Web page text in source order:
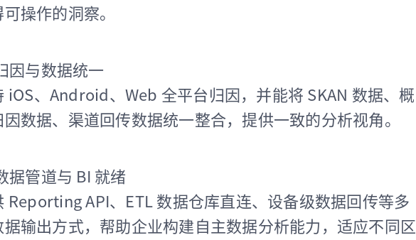
操作的洞察。
因与数据统一
iOS、Android、Web 全平台归因，并能将 SKAN 数据、概
数据、渠道回传数据统一整合，提供一致的分析视角。
据管道与 BI 就绪
Reporting API、ETL 数据仓库直连、设备级数据回传等多
输出方式，帮助企业构建自主数据分析能力，适应不同区